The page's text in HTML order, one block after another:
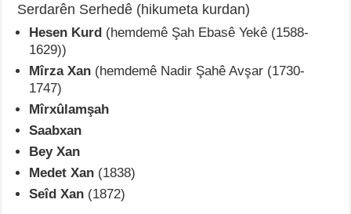
Serdarên Serhedê (hikumeta kurdan)
Hesen Kurd (hemdemê Şah Ebasê Yekê (1588-
1629))
Mîrza Xan (hemdemê Nadir Şahê Avşar (1730-
1747)
Mîrxûlamşah
Saabxan
Bey Xan
Medet Xan (1838)
Seîd Xan (1872)